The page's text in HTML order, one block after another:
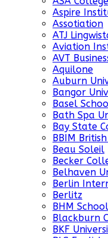
Aspire
Assotiation
ATJ
Aviation
AVT
Aquilone
Auburn
Bangor
Basel
Bath Spa
Bay State
BBIM
Beau Soleil
Becker
Belhaven
Berlin
Berlitz
BHM School
Blackburn
BKF